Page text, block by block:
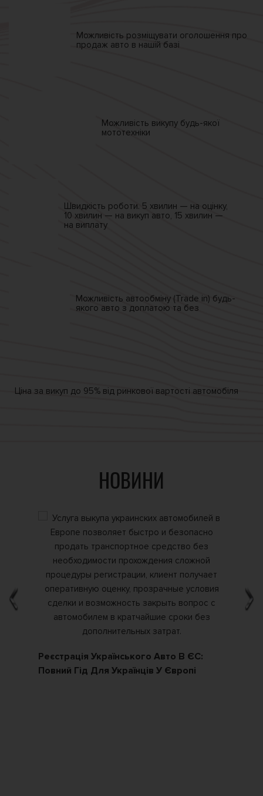
Можливість розміщувати оголошення про
продаж авто в нашій базі
Можливість викупу будь-якої
мототехніки
Швидкість роботи. 5 хвилин — на оцінку,
10 хвилин — на викуп авто, 15 хвилин —
на виплату
Можливість автообміну (Trade in) будь-
якого авто з доплатою та без
Ціна за викуп до 95% від ринкової вартості автомобіля
НОВИНИ
Реєстрація Українського Авто В ЄС:
Повний Гід Для Українців У Європі